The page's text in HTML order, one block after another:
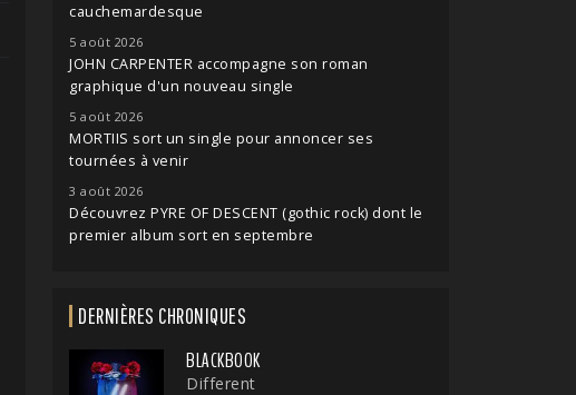
cauchemardesque
5 août 2026
JOHN CARPENTER accompagne son roman
graphique d'un nouveau single
5 août 2026
MORTIIS sort un single pour annoncer ses
tournées à venir
3 août 2026
Découvrez PYRE OF DESCENT (gothic rock) dont le
premier album sort en septembre
DERNIÈRES CHRONIQUES
BLACKBOOK
Different